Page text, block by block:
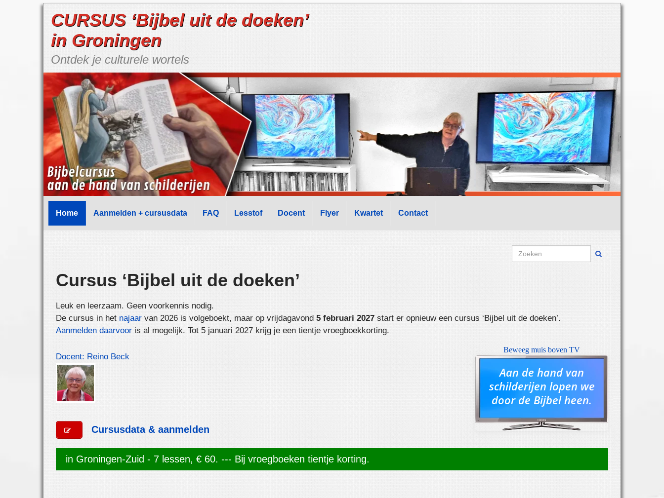
CURSUS ‘Bijbel uit de doeken’
in Groningen
Ontdek je culturele wortels
Home Aanmelden + cursusdata FAQ Lesstof Docent Flyer Kwartet Contact
Search for:
Cursus ‘Bijbel uit de doeken’
Leuk en leerzaam. Geen voorkennis nodig.
De cursus in het najaar van 2026 is volgeboekt, maar op vrijdagavond 5 februari 2027 start er opnieuw een cursus ‘Bijbel uit de doeken’.
Aanmelden daarvoor is al mogelijk. Tot 5 januari 2027 krijg je een tientje vroegboekkorting.
Docent: Reino Beck
Cursusdata & aanmelden
Beweeg muis boven TV
Aan de hand van
schilderijen lopen we
door de Bijbel heen.
in Groningen-Zuid - 7 lessen, € 60. --- Bij vroegboeken tientje korting.